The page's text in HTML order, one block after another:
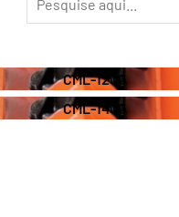
CML-1200
CML-1400